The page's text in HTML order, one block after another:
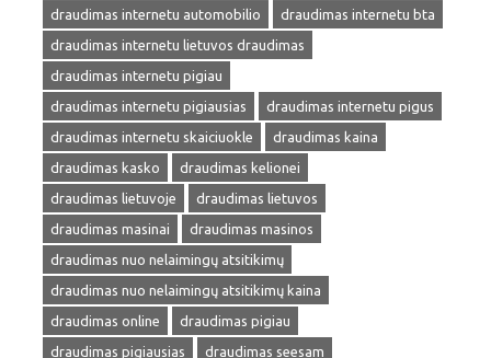
draudimas internetu automobilio
draudimas internetu bta
draudimas internetu lietuvos draudimas
draudimas internetu pigiau
draudimas internetu pigiausias
draudimas internetu pigus
draudimas internetu skaiciuokle
draudimas kaina
draudimas kasko
draudimas kelionei
draudimas lietuvoje
draudimas lietuvos
draudimas masinai
draudimas masinos
draudimas nuo nelaimingų atsitikimų
draudimas nuo nelaimingų atsitikimų kaina
draudimas online
draudimas pigiau
draudimas pigiausias
draudimas seesam